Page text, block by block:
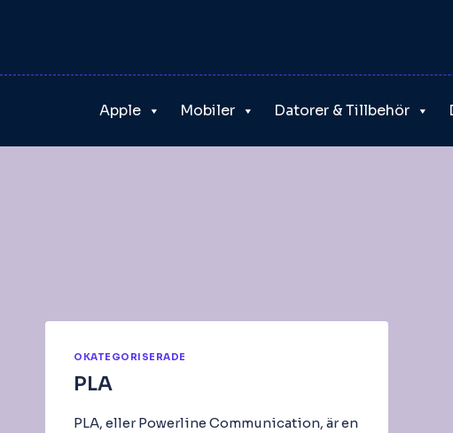
Apple Mobiler Datorer & Tillbehör
OKATEGORISERADE
PLA
PLA, eller Powerline Communication, är en